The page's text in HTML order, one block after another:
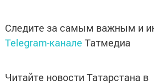
Следите за самым важным и
Telegram-канале Татмедиа
Читайте новости Татарстана в